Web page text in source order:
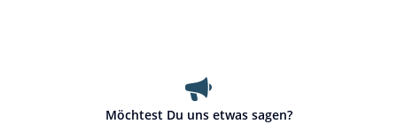
Möchtest Du uns etwas sagen?